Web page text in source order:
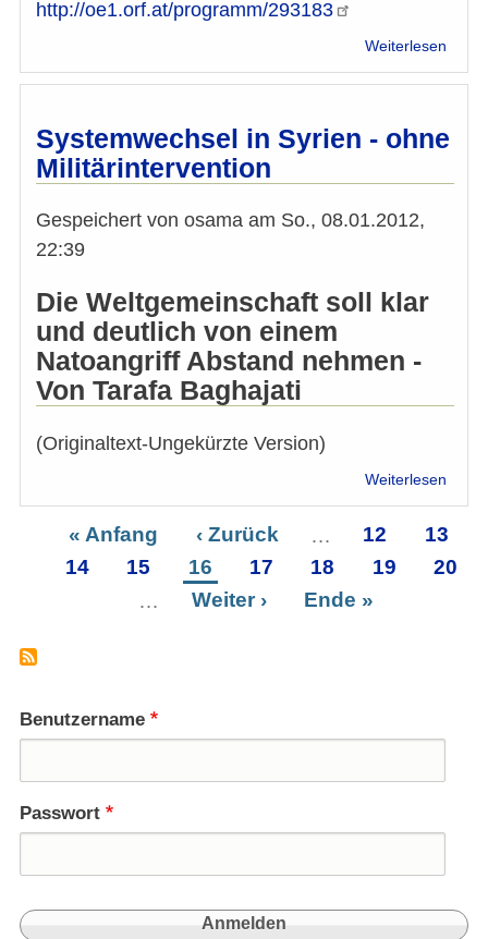
http://oe1.orf.at/programm/293183
Weiterlesen
der
auch
Systemwechsel in Syrien - ohne
Militärintervention
Gespeichert von osama am So., 08.01.2012,
22:39
Die Weltgemeinschaft soll klar
und deutlich von einem
Natoangriff Abstand nehmen -
Von Tarafa Baghajati
(Originaltext-Ungekürzte Version)
Weiterlesen
-
Seitennummerierung
Erste
Seite
« Anfang
Vorherige
Seite
‹ Zurück Seite
12 Seite
13
Seite
14 Seite
15 Seite
16 Seite
17 Seite
18 Seite
19 Seite
20
Nächste
Weiter ›
Letzte
Ende »
Benutzername
Passwort